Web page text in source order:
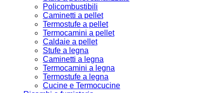
Policombustibili
Caminetti a pellet
Termostufe a pellet
Termocamini a pellet
Caldaie a pellet
Stufe a legna
Caminetti a legna
Termocamini a legna
Termostufe a legna
Cucine e Termocucine